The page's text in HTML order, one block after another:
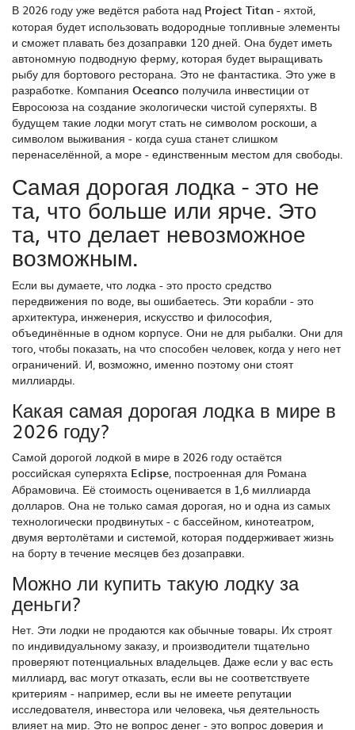
В 2026 году уже ведётся работа над Project Titan - яхтой,
которая будет использовать водородные топливные элементы
и сможет плавать без дозаправки 120 дней. Она будет иметь
автономную подводную ферму, которая будет выращивать
рыбу для бортового ресторана. Это не фантастика. Это уже в
разработке. Компания Oceanco получила инвестиции от
Евросоюза на создание экологически чистой суперяхты. В
будущем такие лодки могут стать не символом роскоши, а
символом выживания - когда суша станет слишком
перенаселённой, а море - единственным местом для свободы.
Самая дорогая лодка - это не
та, что больше или ярче. Это
та, что делает невозможное
возможным.
Если вы думаете, что лодка - это просто средство
передвижения по воде, вы ошибаетесь. Эти корабли - это
архитектура, инженерия, искусство и философия,
объединённые в одном корпусе. Они не для рыбалки. Они для
того, чтобы показать, на что способен человек, когда у него нет
ограничений. И, возможно, именно поэтому они стоят
миллиарды.
Какая самая дорогая лодка в мире в
2026 году?
Самой дорогой лодкой в мире в 2026 году остаётся
российская суперяхта Eclipse, построенная для Романа
Абрамовича. Её стоимость оценивается в 1,6 миллиарда
долларов. Она не только самая дорогая, но и одна из самых
технологически продвинутых - с бассейном, кинотеатром,
двумя вертолётами и системой, которая поддерживает жизнь
на борту в течение месяцев без дозаправки.
Можно ли купить такую лодку за
деньги?
Нет. Эти лодки не продаются как обычные товары. Их строят
по индивидуальному заказу, и производители тщательно
проверяют потенциальных владельцев. Даже если у вас есть
миллиард, вас могут отказать, если вы не соответствуете
критериям - например, если вы не имеете репутации
исследователя, инвестора или человека, чья деятельность
влияет на мир. Это не вопрос денег - это вопрос доверия и